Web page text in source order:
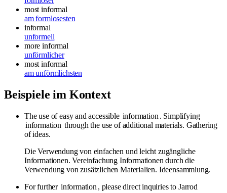
most informal
am formlosesten
informal
unformell
more informal
unförmlicher
most informal
am unförmlichsten
Beispiele im Kontext
The use of easy and accessible information . Simplifying
information through the use of additional materials. Gathering
of ideas.
Die Verwendung von einfachen und leicht zugängliche
Informationen. Vereinfachung Informationen durch die
Verwendung von zusätzlichen Materialien. Ideensammlung.
For further information , please direct inquiries to Jarrod